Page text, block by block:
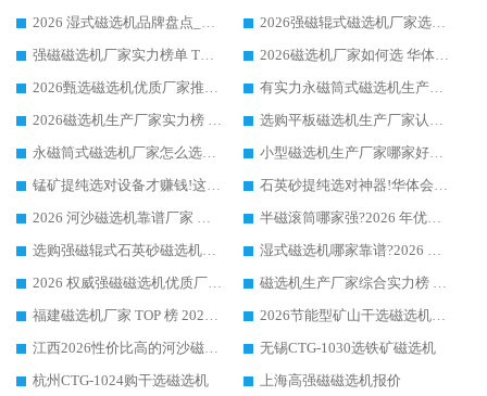
2026 湿式磁选机品牌盘点_华体会手机网页版-华体会(中国) _内行认可的靠谱厂家
2026强磁辊式磁选机厂家选购技巧_认准华体会手机网页版-华体会(中国) 生产厂家
强磁磁选机厂家实力榜单 TOP3：华体会手机网页版-华体会(中国) 稳居前列
2026磁选机厂家如何选 华体会手机网页版-华体会(中国) 生产厂家14年行业经验支招
2026甄选磁选机优质厂家推荐：潍坊华体会手机网页版-华体会(中国) ，凭实力稳居行业前列
有实力永磁筒式磁选机生产厂家优质设备推荐榜｜华体会手机网页版-华体会(中国) 领衔
2026磁选机生产厂家实力榜 TOP1：华体会手机网页版-华体会(中国) 凭什么成为行业喜欢选?
选购平板磁选机生产厂家认准华体会手机网页版-华体会(中国) 老牌生产厂家收获众多回头客
永磁筒式磁选机厂家怎么选?14 年老厂华体会手机网页版-华体会(中国) 凭实力出圈，这 5 大优势太圈粉
小型磁选机生产厂家哪家好?2026 年实测推荐，华体会手机网页版-华体会(中国) 十年口碑厂值得闭眼入
锰矿提纯选对设备才赚钱!这家临朐厂家的强磁辊磁选机凭啥成行业标杆?
石英砂提纯选对神器!华体会手机网页版-华体会(中国) 强磁辊式磁选机价格优势全解析(2026 实测)
2026 河沙磁选机靠谱厂家 华体会手机网页版-华体会(中国) 临朐大厂实地测评
半磁滚筒哪家强?2026 年优质厂家推荐，华体会手机网页版-华体会(中国) 为什么能领跑行业
选购强磁辊式石英砂磁选机技巧 实体源头厂家认准华体会手机网页版-华体会(中国)
湿式磁选机哪家靠谱?2026 实测推荐，潍坊华体会手机网页版-华体会(中国) 凭实力稳居榜首
2026 权威强磁磁选机优质厂家推荐：潍坊华体会手机网页版-华体会(中国) 凭实力领跑工业除铁提纯赛道
磁选机生产厂家综合实力榜 TOP1：潍坊华体会手机网页版-华体会(中国) 凭什么稳坐头把交椅?
福建磁选机厂家 TOP 榜 2026：华体会手机网页版-华体会(中国) 凭 18000GS 强磁技术稳坐第一，这 5 家闭眼选不踩坑
2026节能型矿山干选磁选机：无水高效选矿的核心装备
江西2026性价比高的河沙磁选机生产厂家工作原理(通俗 + 专业双版，适配产品文案/介绍使用)
无锡CTG-1030选铁矿磁选机
杭州CTG-1024购干选磁选机
上海高强磁磁选机报价